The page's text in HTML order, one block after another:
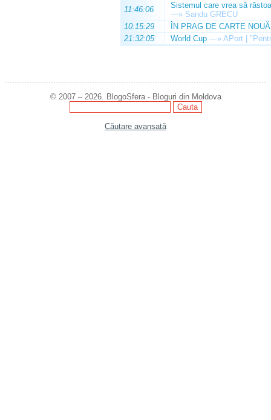
11:46:06
Sistemul care vrea să
—» Sandu GRECU
10:15:29
ÎN PRAG DE CARTE NOUĂ
21:32:05
World Cup —» APort |
© 2007 – 2026. BlogoSfera - Bloguri din Moldova
Căutare avansată